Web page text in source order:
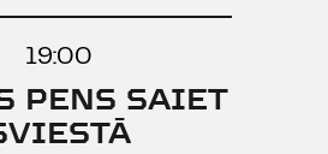
19:00
PENS SAIET